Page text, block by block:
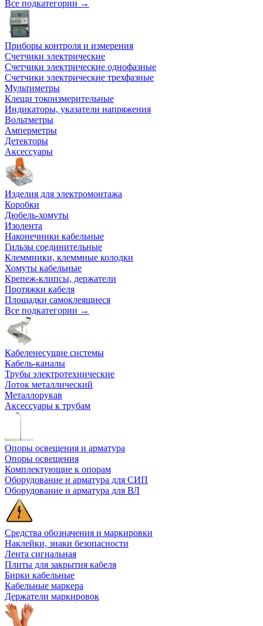
Все подкатегории →
Приборы контроля и измерения
Счетчики электрические
Счетчики электрические однофазные
Счетчики электрические трехфазные
Мультиметры
Клещи токоизмерительные
Индикаторы, указатели напряжения
Вольтметры
Амперметры
Детекторы
Аксессуары
Изделия для электромонтажа
Коробки
Дюбель-хомуты
Изолента
Наконечники кабельные
Гильзы соединительные
Клеммники, клеммные колодки
Хомуты кабельные
Крепеж-клипсы, держатели
Протяжки кабеля
Площадки самоклеящиеся
Все подкатегории →
Кабеленесущие системы
Кабель-каналы
Трубы электротехнические
Лоток металлический
Металлорукав
Аксессуары к трубам
Опоры освещения и арматура
Опоры освещения
Комплектующие к опорам
Оборудование и арматура для СИП
Оборудование и арматура для ВЛ
Средства обозначения и маркировки
Наклейки, знаки безопасности
Лента сигнальная
Плиты для закрытия кабеля
Бирки кабельные
Кабельные маркера
Держатели маркировок